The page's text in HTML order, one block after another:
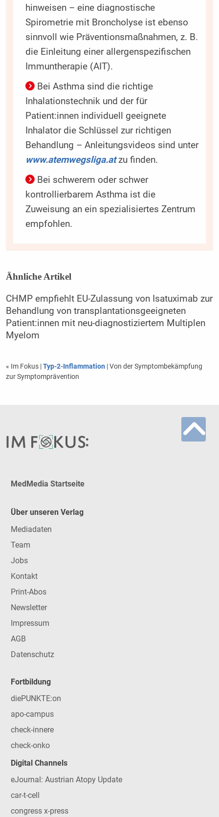
hinweisen – eine diagnostische
Spirometrie mit Broncholyse ist ebenso
sinnvoll wie Präventionsmaßnahmen, z. B.
die Einleitung einer allergenspezifischen
Immuntherapie (AIT).
Bei Asthma sind die richtige
Inhalationstechnik und der für
Patient:innen individuell geeignete
Inhalator die Schlüssel zur richtigen
Behandlung – Anleitungsvideos sind unter
www.atemwegsliga.atzu finden.
Bei schwerem oder schwer
kontrollierbarem Asthma ist die
Zuweisung an ein spezialisiertes Zentrum
empfohlen.
Ähnliche Artikel
CHMP empfiehlt EU-Zulassung von Isatuximab zur
Behandlung von transplantationsgeeigneten
Patient:innen mit neu-diagnostiziertem Multiplen
Myelom
« Im Fokus |Typ-2-Inflammation | Von der Symptombekämpfung
zur Symptomprävention
MedMedia Startseite
Über unseren Verlag
Mediadaten
Team
Jobs
Kontakt
Print-Abos
Newsletter
Impressum
AGB
Datenschutz
Fortbildung
diePUNKTE:on
apo-campus
check-innere
check-onko
Digital Channels
eJournal: Austrian Atopy Update
car-t-cell
congress x-press